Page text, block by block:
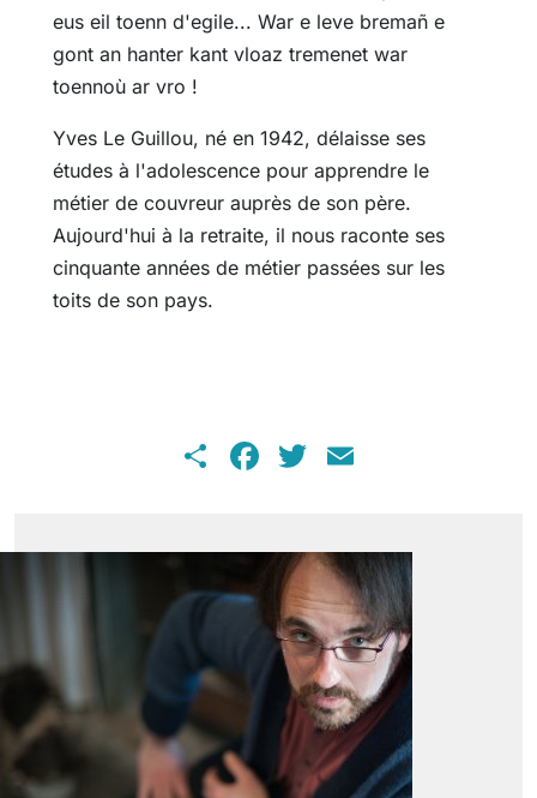
eus eil toenn d'egile... War e leve bremañ e
gont an hanter kant vloaz tremenet war
toennoù ar vro !
Yves Le Guillou, né en 1942, délaisse ses
études à l'adolescence pour apprendre le
métier de couvreur auprès de son père.
Aujourd'hui à la retraite, il nous raconte ses
cinquante années de métier passées sur les
toits de son pays.
ShareFacebook
Twitter